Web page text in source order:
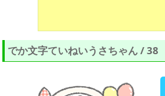
でか文字ていねいうさちゃん / 38